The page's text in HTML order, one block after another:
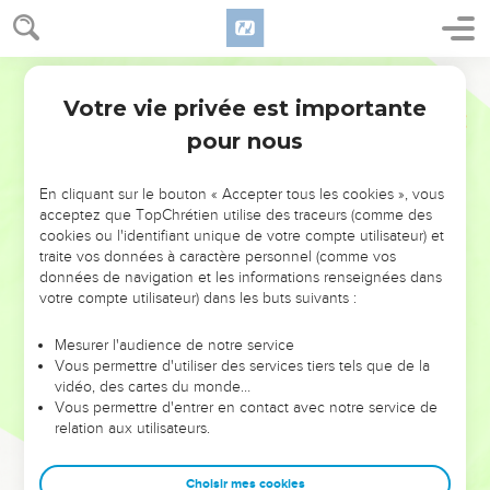
NE MANQUEZ PAS L’ÉVÉNEMENT
DE L’ANNÉE !
ET SI LEURS ERREURS POUVAIENT VOUS ÉVITER LES
VOTRES ?
leur foi ou leur vision. Mais on voit moins les doutes, les erreurs
et les saisons difficiles qu'ils ont traversés, alors même que ce
sont elles qui les ont façonnés.
Dans cette conférence, leaders, entrepreneurs, et responsables
clés pour avancer avec plus de sagesse afin que leurs erreurs
Votre vie privée est importante
pour nous
En cliquant sur le bouton « Accepter tous les cookies », vous
acceptez que TopChrétien utilise des traceurs (comme des
cookies ou l'identifiant unique de votre compte utilisateur) et
traite vos données à caractère personnel (comme vos
données de navigation et les informations renseignées dans
votre compte utilisateur) dans les buts suivants :
Mesurer l'audience de notre service
Vous permettre d'utiliser des services tiers tels que de la
vidéo, des cartes du monde…
Vous permettre d'entrer en contact avec notre service de
relation aux utilisateurs.
Choisir mes cookies